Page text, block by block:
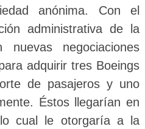
anónima. Con el
administrativa de la
nuevas negociaciones
adquirir tres Boeings
de pasajeros y uno
Éstos llegarían en
cual le otorgaría a la